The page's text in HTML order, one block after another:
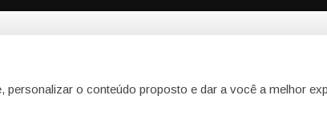
- SP - SP CEP: 06696-060
o conteúdo proposto e dar a você a melhor